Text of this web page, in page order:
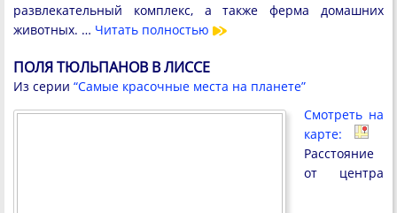
развлекательный комплекс, а также ферма домашних
животных. … Читать полностью
ПОЛЯ ТЮЛЬПАНОВ В ЛИССЕ
Из серии “Самые красочные места на планете”
Смотреть на
карте:
Расстояние
от центра